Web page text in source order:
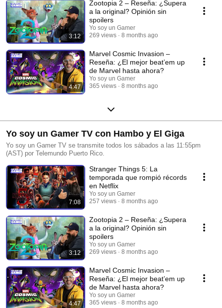
3:12
Zootopia 2 – Reseña: ¿Supera
a la original? Opinión sin
spoilers
Yo soy un Gamer
269 views
8 months ago
4:47
Marvel Cosmic Invasion –
Reseña: ¿El mejor beat’em up
de Marvel hasta ahora?
Yo soy un Gamer
365 views
8 months ago
Yo soy un Gamer TV con Hambo y El Giga
Yo soy un Gamer TV se transmite todos los sábados a las 11:55pm
(AST) por Telemundo Puerto Rico.
7:08
Stranger Things 5: La
temporada que rompió récords
en Netflix
Yo soy un Gamer
257 views
8 months ago
3:12
Zootopia 2 – Reseña: ¿Supera
a la original? Opinión sin
spoilers
Yo soy un Gamer
269 views
8 months ago
4:47
Marvel Cosmic Invasion –
Reseña: ¿El mejor beat’em up
de Marvel hasta ahora?
Yo soy un Gamer
365 views
8 months ago